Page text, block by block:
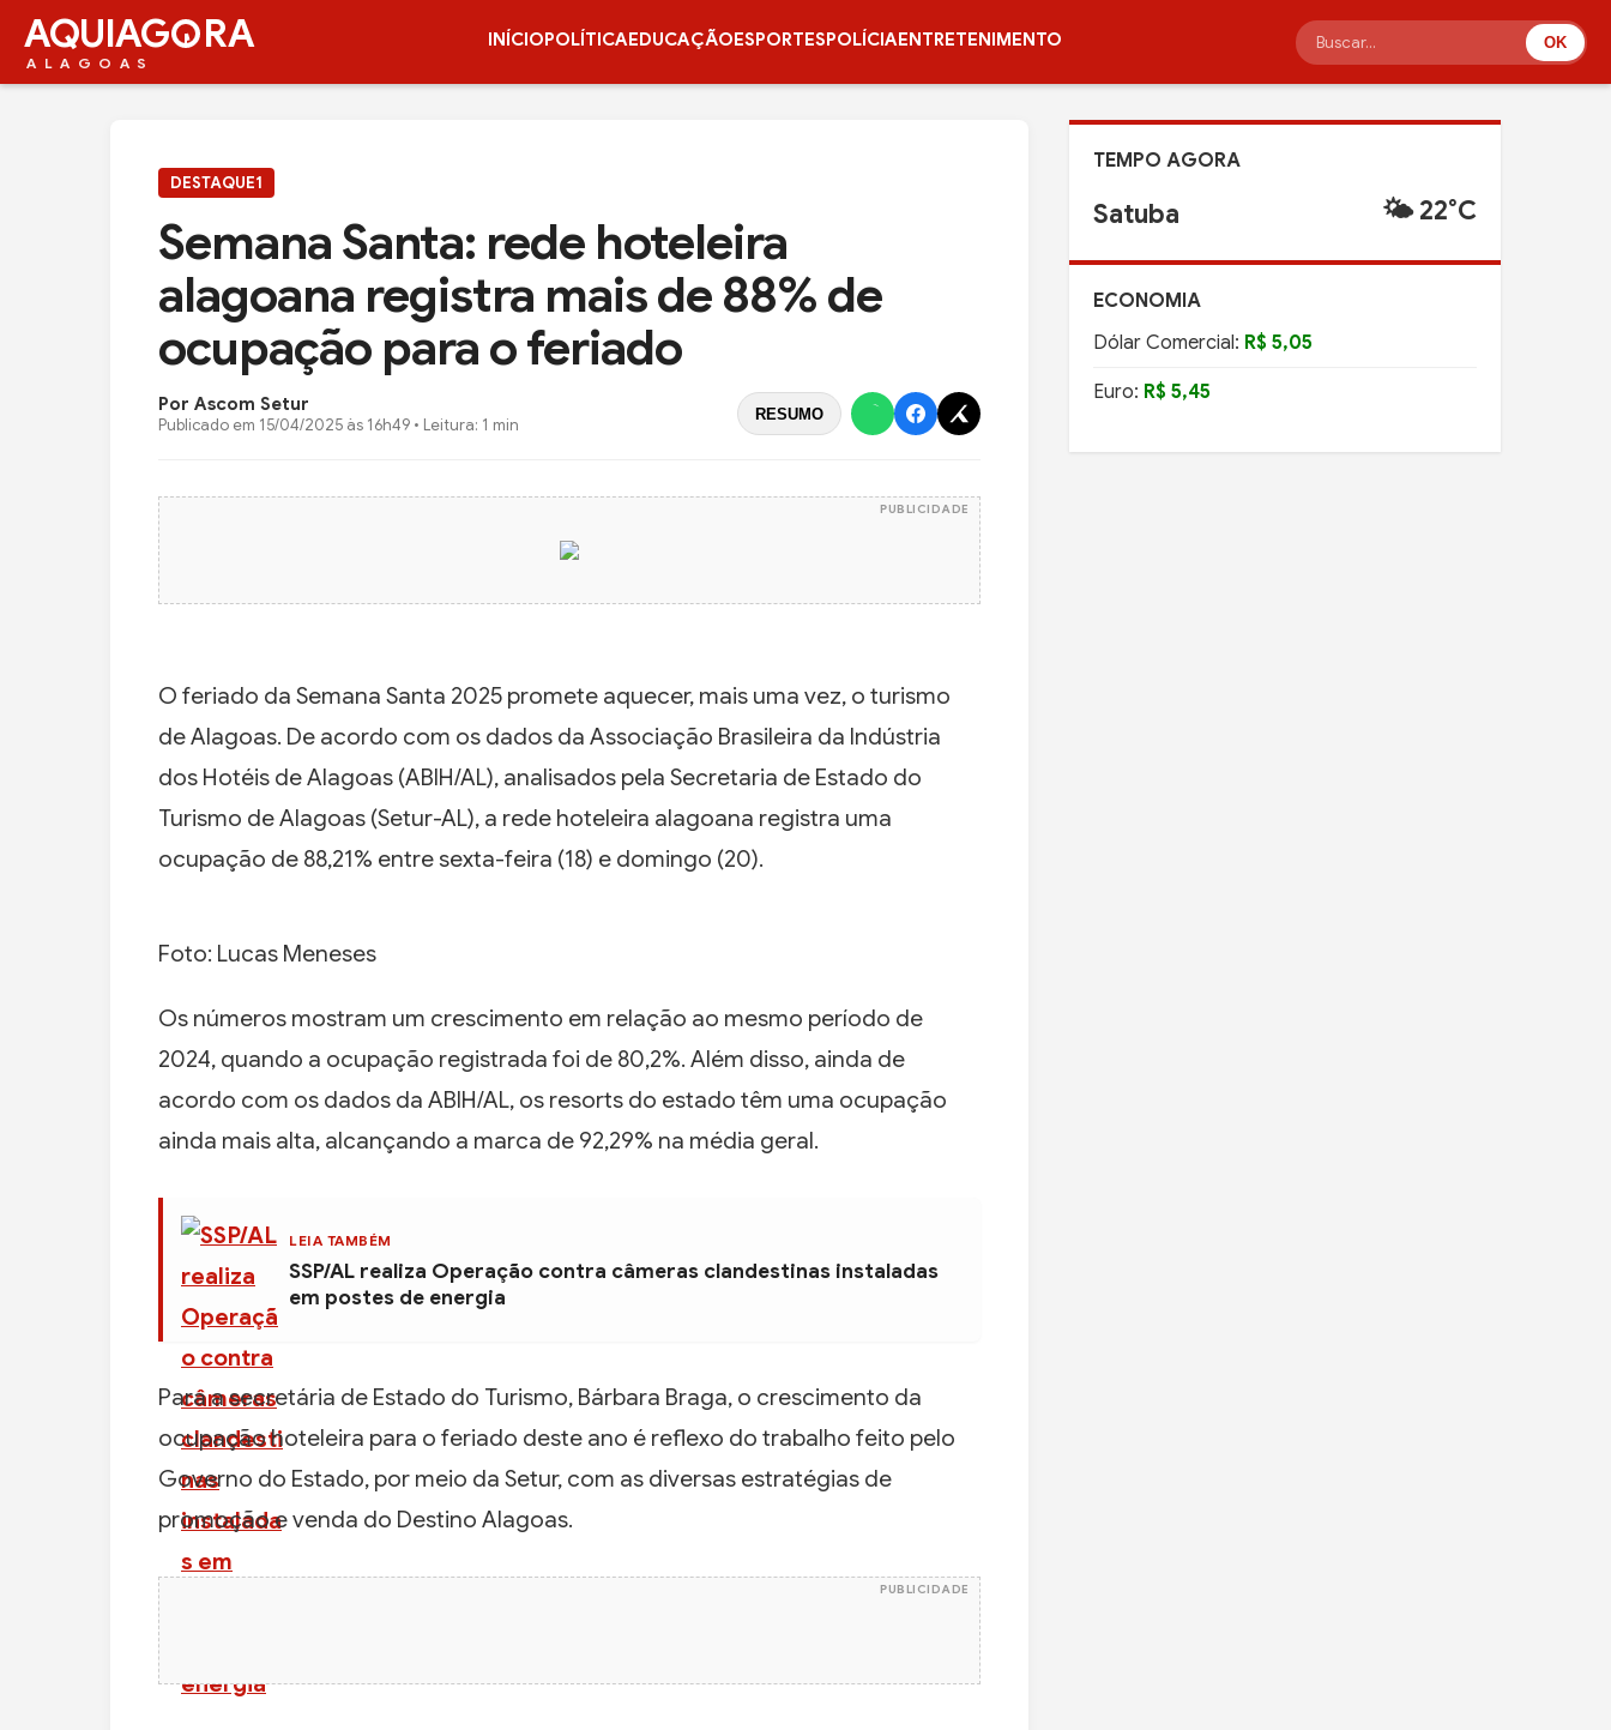
AQUIAG RA
ALAGOAS
INÍCIOPOLÍTICAEDUCAÇÃOESPORTESPOLÍCIAENTRETENIMENTO OK
DESTAQUE1
Semana Santa: rede hoteleira
alagoana registra mais de 88% de
ocupação para o feriado
Por Ascom Setur
Publicado em 15/04/2025 às 16h49 • Leitura: 1 min
RESUMO
PUBLICIDADE
O feriado da Semana Santa 2025 promete aquecer, mais uma vez, o turismo
de Alagoas. De acordo com os dados da Associação Brasileira da Indústria
dos Hotéis de Alagoas (ABIH/AL), analisados pela Secretaria de Estado do
Turismo de Alagoas (Setur-AL), a rede hoteleira alagoana registra uma
ocupação de 88,21% entre sexta-feira (18) e domingo (20).
Foto: Lucas Meneses
Os números mostram um crescimento em relação ao mesmo período de
2024, quando a ocupação registrada foi de 80,2%. Além disso, ainda de
acordo com os dados da ABIH/AL, os resorts do estado têm uma ocupação
ainda mais alta, alcançando a marca de 92,29% na média geral.
LEIA TAMBÉM
SSP/AL realiza Operação contra câmeras clandestinas instaladas
em postes de energia
Para a secretária de Estado do Turismo, Bárbara Braga, o crescimento da
ocupação hoteleira para o feriado deste ano é reflexo do trabalho feito pelo
Governo do Estado, por meio da Setur, com as diversas estratégias de
promoção e venda do Destino Alagoas.
PUBLICIDADE
TEMPO AGORA
Satuba 🌤️ 22°C
ECONOMIA
Dólar Comercial: R$ 5,05
Euro: R$ 5,45